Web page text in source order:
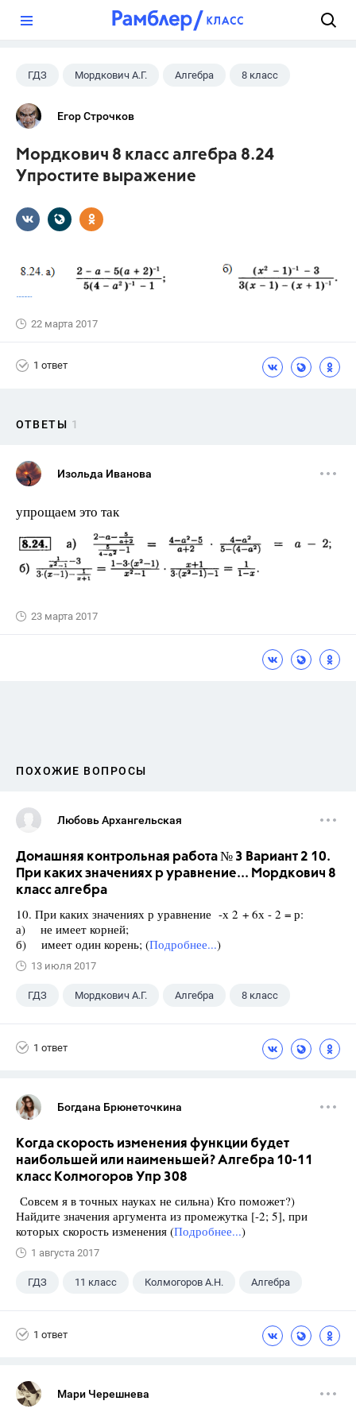
ГДЗ Мордкович А.Г. Алгебра 8 класс
Егор Строчков
Мордкович 8 класс алгебра 8.24
Упростите выражение
22 марта 2017
1 ответ
ОТВЕТЫ 1
Изольда Иванова
упрощаем это так
23 марта 2017
ПОХОЖИЕ ВОПРОСЫ
Любовь Архангельская
Домашняя контрольная работа № 3 Вариант 2 10.
При каких значениях р уравнение... Мордкович 8
класс алгебра
10. При каких значениях р уравнение -х 2 + 6х - 2 = р:
а) не имеет корней;
б) имеет один корень; (Подробнее...)
13 июля 2017
ГДЗ Мордкович А.Г. Алгебра 8 класс
1 ответ
Богдана Брюнеточкина
Когда скорость изменения функции будет
наибольшей или наименьшей? Алгебра 10-11
класс Колмогоров Упр 308
Совсем я в точных науках не сильна) Кто поможет?)
Найдите значения аргумента из промежутка [-2; 5], при
которых скорость изменения (Подробнее...)
1 августа 2017
ГДЗ 11 класс Колмогоров А.Н. Алгебра
1 ответ
Мари Черешнева